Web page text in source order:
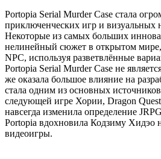
Portopia Serial Murder Case стала
приключенческих игр и визуальных
Некоторые из самых больших
нелинейный сюжет в открытом
NPC, используя разветвлённые
Portopia Serial Murder Case не
же оказала большое влияние на
стала одним из основных
следующей игре Хории, Dragon
навсегда изменила определение
Portopia вдохновила Кодзиму Хидэо
видеоигры.